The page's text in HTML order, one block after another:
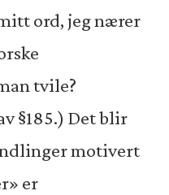
ord, jeg nærer
tvile?
§185.) Det blir
motivert
er